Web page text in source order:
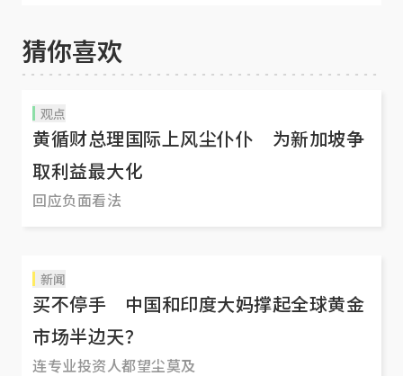
猜你喜欢
观点
黄循财总理国际上风尘仆仆 为新加坡争
取利益最大化
回应负面看法
新闻
买不停手 中国和印度大妈撑起全球黄金
市场半边天？
连专业投资人都望尘莫及